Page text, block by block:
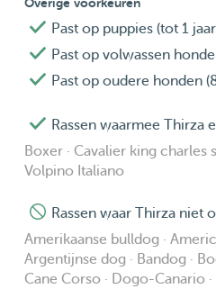
Overige voorkeuren
Past op puppies (tot 1
Past op volwassen
Past op oudere honden
Rassen waarmee Thirza
Boxer · Cavalier king charles
Volpino Italiano
Rassen waar Thirza niet
Amerikaanse bulldog ·
Argentijnse dog · Bandog ·
Cane Corso · Dogo-Canario ·